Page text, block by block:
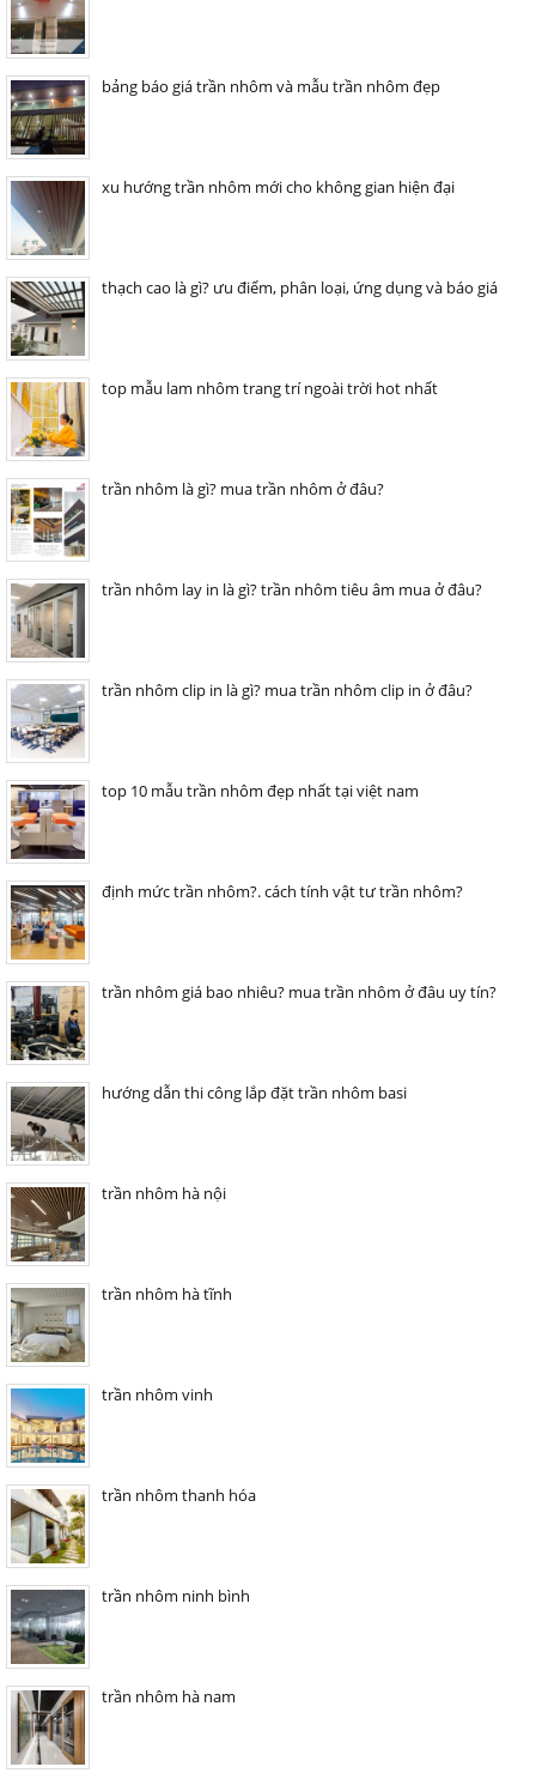
bảng báo giá trần nhôm và mẫu trần nhôm đẹp
xu hướng trần nhôm mới cho không gian hiện đại
thạch cao là gì? ưu điểm, phân loại, ứng dụng và báo giá
top mẫu lam nhôm trang trí ngoài trời hot nhất
trần nhôm là gì? mua trần nhôm ở đâu?
trần nhôm lay in là gì? trần nhôm tiêu âm mua ở đâu?
trần nhôm clip in là gì? mua trần nhôm clip in ở đâu?
top 10 mẫu trần nhôm đẹp nhất tại việt nam
định mức trần nhôm?. cách tính vật tư trần nhôm?
trần nhôm giá bao nhiêu? mua trần nhôm ở đâu uy tín?
hướng dẫn thi công lắp đặt trần nhôm basi
trần nhôm hà nội
trần nhôm hà tĩnh
trần nhôm vinh
trần nhôm thanh hóa
trần nhôm ninh bình
trần nhôm hà nam